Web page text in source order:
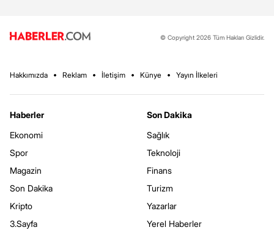
© Copyright 2026 Tüm Hakları Gizlidir.
Hakkımızda Reklam İletişim Künye Yayın İlkeleri
Haberler
Ekonomi
Spor
Magazin
Son Dakika
Kripto
3.Sayfa
Son Dakika
Sağlık
Teknoloji
Finans
Turizm
Yazarlar
Yerel Haberler